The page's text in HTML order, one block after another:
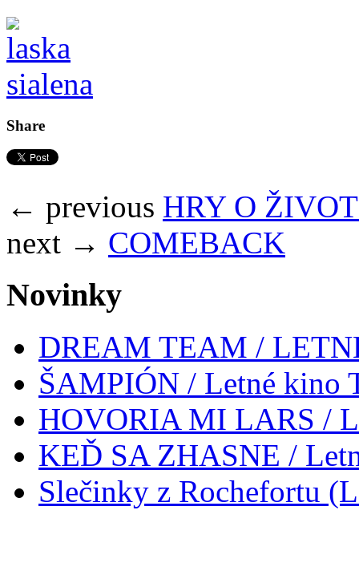
Share
← previous HRY O
next → COMEBACK
Novinky
DREAM TEAM /
ŠAMPIÓN / Letné kino
HOVORIA MI LARS /
KEĎ SA ZHASNE /
Slečinky z Rochefortu